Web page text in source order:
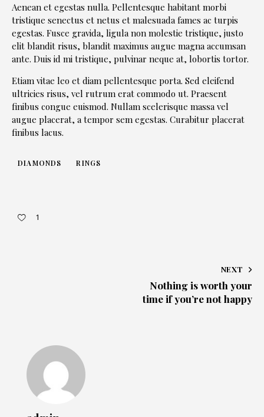
Aenean et egestas nulla. Pellentesque habitant morbi
tristique senectus et netus et malesuada fames ac turpis
egestas. Fusce gravida, ligula non molestie tristique, justo
elit blandit risus, blandit maximus augue magna accumsan
ante. Duis id mi tristique, pulvinar neque at, lobortis tortor.
Etiam vitae leo et diam pellentesque porta. Sed eleifend
ultricies risus, vel rutrum erat commodo ut. Praesent
finibus congue euismod. Nullam scelerisque massa vel
augue placerat, a tempor sem egestas. Curabitur placerat
finibus lacus.
DIAMONDS RINGS
1
NEXT
Nothing is worth your
time if you’re not happy